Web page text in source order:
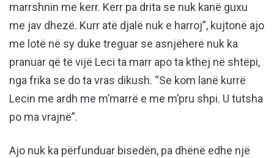
marrshnin me kerr. Kerr pa drita se nuk kanë guxu
me jav dhezë. Kurr atë djalë nuk e harroj”, kujtonë ajo
me lotë në sy duke treguar se asnjëherë nuk ka
pranuar që të vijë Leci ta marr apo ta kthej në shtëpi,
nga frika se do ta vras dikush. “Se kom lanë kurrë
Lecin me ardh me m’marrë e me m’pru shpi. U tutsha
po ma vrajnë”.
Ajo nuk ka përfunduar bisedën, pa dhënë edhe një